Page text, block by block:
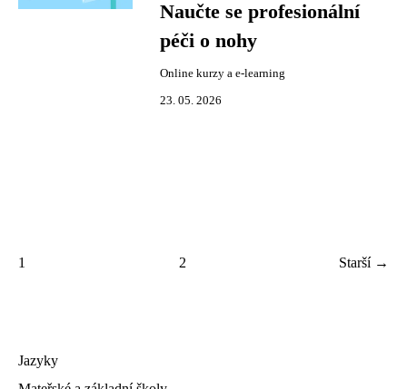
Naučte se profesionální
péči o nohy
Online kurzy a e-learning
23. 05. 2026
1 2 Starší →
Jazyky